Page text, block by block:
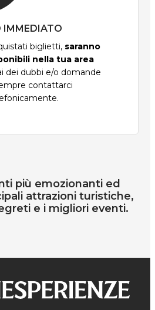
biglietti, saranno
nella tua area
dei dubbi e/o domande
contattarci
più emozionanti ed
attrazioni turistiche,
e i migliori eventi.